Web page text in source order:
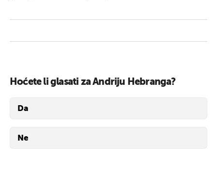
Hoćete li glasati za Andriju Hebranga?
Da
Ne